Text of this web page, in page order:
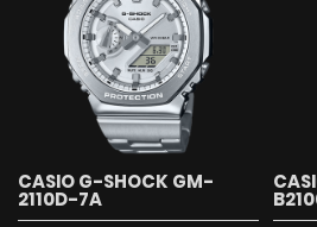
CASIO G-SHOCK GM-
2110D-7A